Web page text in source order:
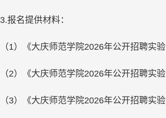
3.报名提供材料：
（1）《大庆师范学院2026年公开招聘实
（2）《大庆师范学院2026年公开招聘实
（3）《大庆师范学院2026年公开招聘实